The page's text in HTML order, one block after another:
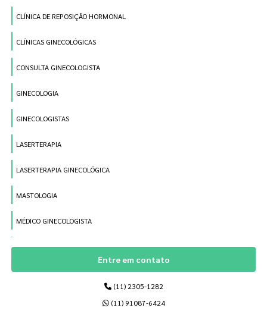
CLÍNICA DE REPOSIÇÃO HORMONAL
CLÍNICAS GINECOLÓGICAS
CONSULTA GINECOLOGISTA
GINECOLOGIA
GINECOLOGISTAS
LASERTERAPIA
LASERTERAPIA GINECOLÓGICA
MASTOLOGIA
MÉDICO GINECOLOGISTA
MÉDICO OBSTETRA
MÉDICO PARA PARTO
Entre em contato
(11) 2305-1282
(11) 91087-6424